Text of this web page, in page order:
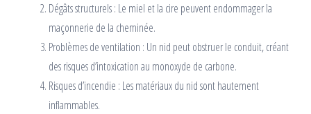
Dégâts structurels : Le miel et la cire peuvent endommager la
maçonnerie de la cheminée.
Problèmes de ventilation : Un nid peut obstruer le conduit, créant
des risques d’intoxication au monoxyde de carbone.
Risques d’incendie : Les matériaux du nid sont hautement
inflammables.